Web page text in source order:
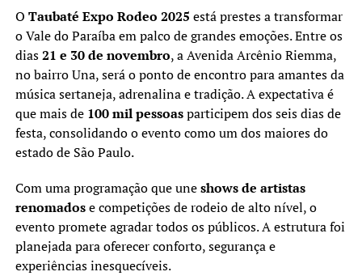
O Taubaté Expo Rodeo 2025 está prestes a transformar
o Vale do Paraíba em palco de grandes emoções. Entre os
dias21 e 30 de novembro, a Avenida Arcênio Riemma,
no bairro Una, será o ponto de encontro para amantes da
música sertaneja, adrenalina e tradição. A expectativa é
que mais de 100 mil pessoasparticipem dos seis dias de
festa, consolidando o evento como um dos maiores do
estado de São Paulo.
Com uma programação que uneshows de artistas
renomadose competições de rodeio de alto nível, o
evento promete agradar todos os públicos. A estrutura foi
planejada para oferecer conforto, segurança e
experiências inesquecíveis.